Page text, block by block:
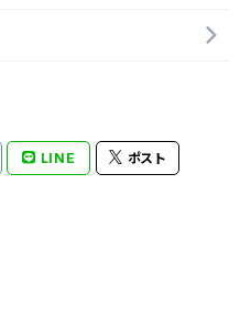
LINE ポスト